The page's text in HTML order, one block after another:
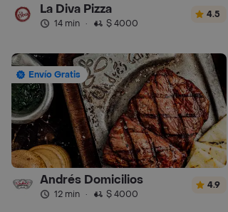
La Diva Pizza
14 min · $ 4000
4.5
Envío Gratis
Andrés Domicilios
12 min · $ 4000
4.9